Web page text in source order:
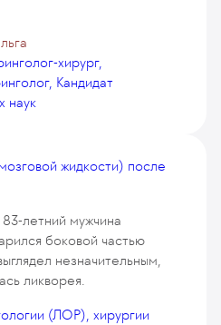
хирург,
Кандидат
наук
жидкости) после
летний мужчина
боковой частью
незначительным,
ликворея.
(ЛОР), хирургии